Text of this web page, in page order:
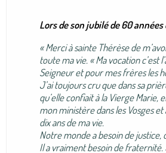
Lors de son jubilé de 60
« Merci à sainte Thérèse de
toute ma vie. « Ma vocation c’est
Seigneur et pour mes frères les
J’ai toujours cru que dans sa
qu’elle confiait à la Vierge Marie,
mon ministère dans les Vosges et
dix ans de ma vie.
Notre monde a besoin de justice,
Il a vraiment besoin de fraternité.